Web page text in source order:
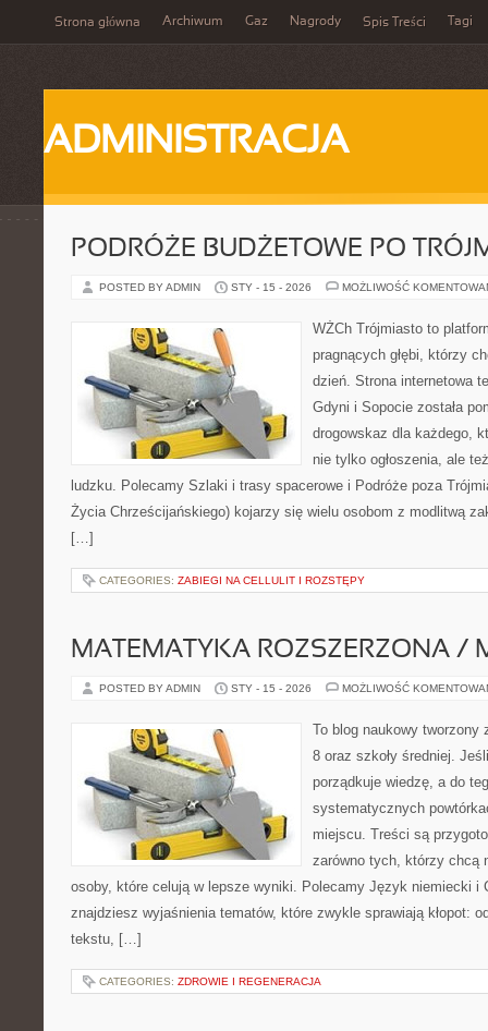
Strona główna Archiwum Gaz Nagrody Spis Treści Tagi
ADMINISTRACJA
PODRÓŻE BUDŻETOWE PO
POSTED BY ADMIN STY - 15 - 2026 MOŻLIWOŚĆ
WŻCh Trójmiasto to
pragnących głębi, którzy
dzień. Strona internetowa
Gdyni i Sopocie została
drogowskaz dla każdego,
nie tylko ogłoszenia, ale
ludzku. Polecamy Szlaki i trasy spacerowe i Podróże poza
Życia Chrześcijańskiego) kojarzy się wielu osobom z modlitwą
[…]
CATEGORIES: ZABIEGI NA CELLULIT I ROZSTĘPY
MATEMATYKA ROZSZERZONA /
POSTED BY ADMIN STY - 15 - 2026 MOŻLIWOŚĆ
To blog naukowy
8 oraz szkoły średniej.
porządkuje wiedzę, a do
systematycznych
miejscu. Treści są
zarówno tych, którzy chcą
osoby, które celują w lepsze wyniki. Polecamy Język niemiecki i
znajdziesz wyjaśnienia tematów, które zwykle sprawiają kłopot:
tekstu, […]
CATEGORIES: ZDROWIE I REGENERACJA